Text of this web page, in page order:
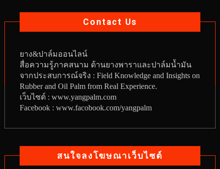
Contact Us
ยาง&ปาล์มออนไลน์
สื่อความรู้ภาคสนาม ด้านยางพาราและปาล์มน้ำมัน
จากประสบการณ์จริง : Field Knowledge and Insights on
Rubber and Oil Palm from Real Experience.
เว็บไซต์ : www.yangpalm.com
Facebook : www.facobook.com/yangpalm
สนใจลงโฆษณาเว็บไซต์